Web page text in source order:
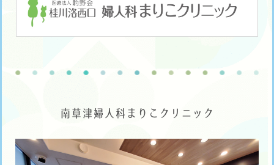
南草津婦人科まりこクリニック